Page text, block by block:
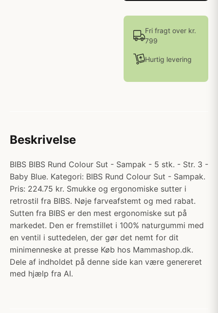
Fri fragt over kr.
799
Hurtig levering
Beskrivelse
BIBS BIBS Rund Colour Sut - Sampak - 5 stk. - Str. 3 -
Baby Blue. Kategori: BIBS Rund Colour Sut - Sampak.
Pris: 224.75 kr. Smukke og ergonomiske sutter i
retrostil fra BIBS. Nøje farveafstemt og med rabat.
Sutten fra BIBS er den mest ergonomiske sut på
markedet. Den er fremstillet i 100% naturgummi med
en ventil i suttedelen, der gør det nemt for dit
minimenneske at presse Køb hos Mammashop.dk.
Dele af indholdet på denne side kan være genereret
med hjælp fra AI.